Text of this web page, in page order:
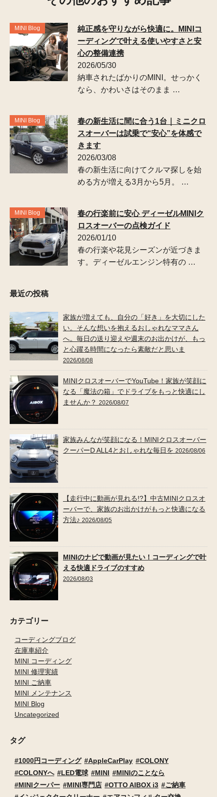
MINI Blog
純正感を守りながら快適に。MINIコ
ーディングで叶える使いやすさと安
心の整備連携
2026/05/30
納車されたばかりのMINI。せっかく
なら、かわいさはそのまま …
MINI Blog
春の新生活に間に合う1台｜ミニクロ
スオーバーは試乗で“安心”を体感で
きます
2026/03/08
春の新生活に向けてクルマ探しを始
める方が増える3月から5月。 …
MINI Blog
春の行楽前に安心 ディーゼルMINIク
ロスオーバーの点検ガイド
2026/01/10
春の行楽や花見シーズンが近づきま
す。ディーゼルエンジン特有の …
最近の投稿
家族が増えても、自分の「好き」を大切にした
い。そんな想いを抱えるおしゃれなママさん
へ。毎日の送り迎えや週末のお出かけが、もっ
と心躍る時間になったら素敵だと思いま
2026/08/08
MINIクロスオーバーでYouTube！家族が笑顔に
なる「魔法の箱」でドライブをもっと快適にし
ませんか？ 2026/08/07
家族みんなが笑顔になる！MINIクロスオーバー
クーパーD ALL4とおしゃれな毎日を 2026/08/06
【走行中に動画が見れる!?】中古MINIクロスオ
ーバーで、家族のお出かけがもっと快適になる
方法♪ 2026/08/05
MINIのナビで動画が見たい！コーディングで叶
える快適ドライブのすすめ
2026/08/03
カテゴリー
コーディングブログ
在庫車紹介
MINI コーディング
MINI 修理実績
MINI ご納車
MINI メンテナンス
MINI Blog
Uncategorized
タグ
1000円コーディング AppleCarPlay
COLONY
COLONYへ
LED電球 MINI
MINIのことなら
MINIクーパー
MINI専門店 OTTO AIBOX i3
ご納車